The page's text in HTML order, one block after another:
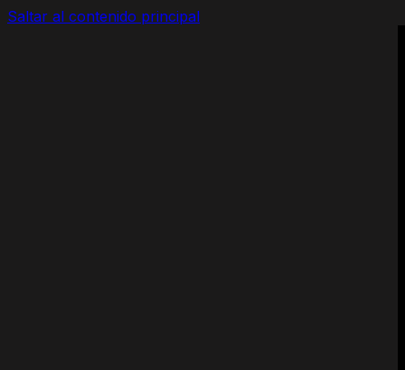
Saltar al contenido principal